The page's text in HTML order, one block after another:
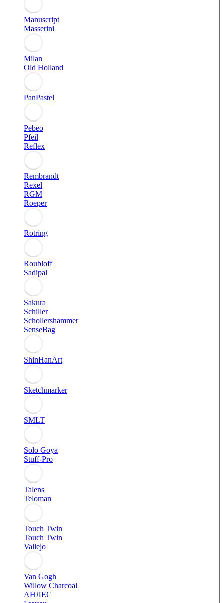
Manuscript
Masserini
Milan
Old Holland
PanPastel
Pebeo
Pfeil
Reflex
Rembrandt
Rexel
RGM
Roeper
Rotring
Roubloff
Sadipal
Sakura
Schiller
Schollershammer
SenseBag
ShinHanArt
Sketchmarker
SMLT
Solo Goya
Stuff-Pro
Talens
Teloman
Touch Twin
Touch Twin
Vallejo
Van Gogh
Willow Charcoal
АНЛЕС